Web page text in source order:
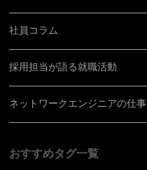
社員コラム
採用担当が語る就職活動
ネットワークエンジニアの仕事
おすすめタグ一覧